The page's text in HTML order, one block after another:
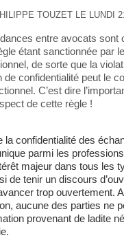
TOUZET LE LUNDI
entre avocats sont
étant sanctionnée par
de sorte que la
de confidentialité peut le
C’est dire
de cette règle !
parmi les
majeur dans tous les
de tenir un discours
trop ouvertement.
aucune des parties ne
provenant de ladite